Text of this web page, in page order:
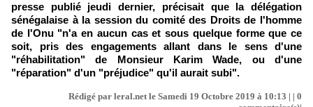
presse publié jeudi dernier, précisait que la délégation
sénégalaise à la session du comité des Droits de l'homme
de l'Onu "n'a en aucun cas et sous quelque forme que ce
soit, pris des engagements allant dans le sens d'une
"réhabilitation" de Monsieur Karim Wade, ou d'une
"réparation" d'un "préjudice" qu'il aurait subi".
Rédigé par leral.net le Samedi 19 Octobre 2019 à 10:13 | | 0